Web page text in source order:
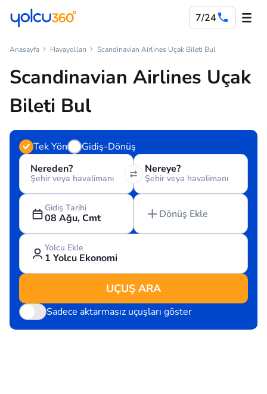
7/24
Anasayfa Havayolları Scandinavian Airlines Uçak Bileti Bul
Scandinavian Airlines Uçak
Bileti Bul
Tek Yön
Gidiş-Dönüş
Nereden?
Şehir veya havalimanı
Nereye?
Şehir veya havalimanı
Gidiş Tarihi
08 Ağu, Cmt Dönüş Ekle
Yolcu Ekle
1 Yolcu Ekonomi
UÇUŞ ARA
Sadece aktarmasız uçuşları göster